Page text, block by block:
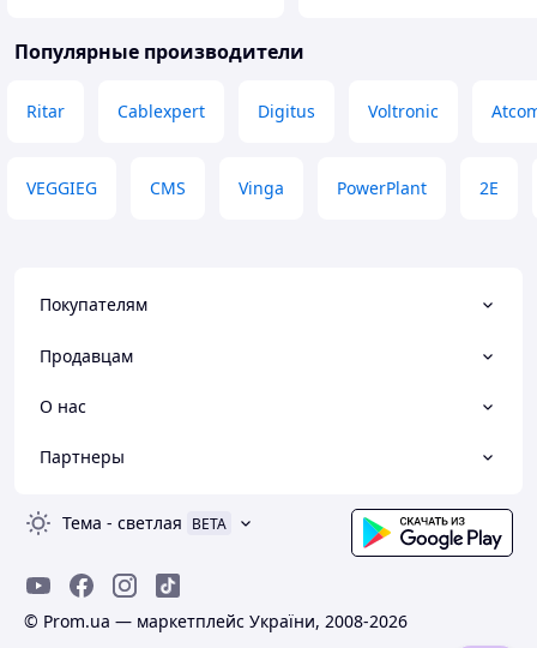
Популярные производители
Ritar Cablexpert Digitus Voltronic
VEGGIEG CMS Vinga PowerPlant 2E
Покупателям
Продавцам
О нас
Партнеры
Тема - светлая BETA
© Prom.ua — маркетплейс України, 2008-2026